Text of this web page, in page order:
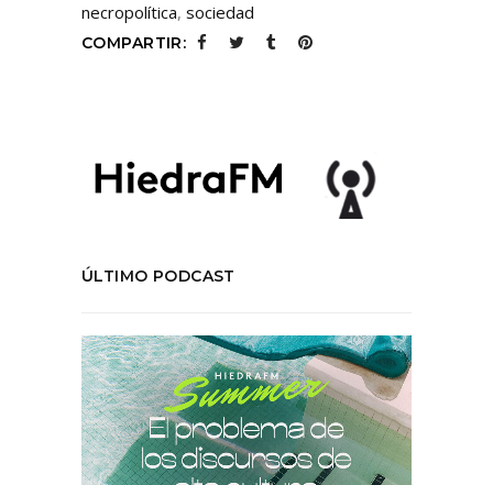
necropolítica, sociedad
COMPARTIR:
ÚLTIMO PODCAST